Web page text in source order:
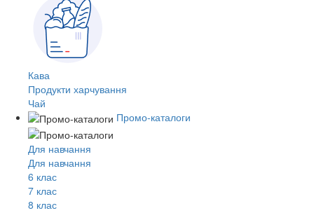
Кава
Продукти харчування
Чай
Промо-каталоги
Для навчання
Для навчання
6 клас
7 клас
8 клас